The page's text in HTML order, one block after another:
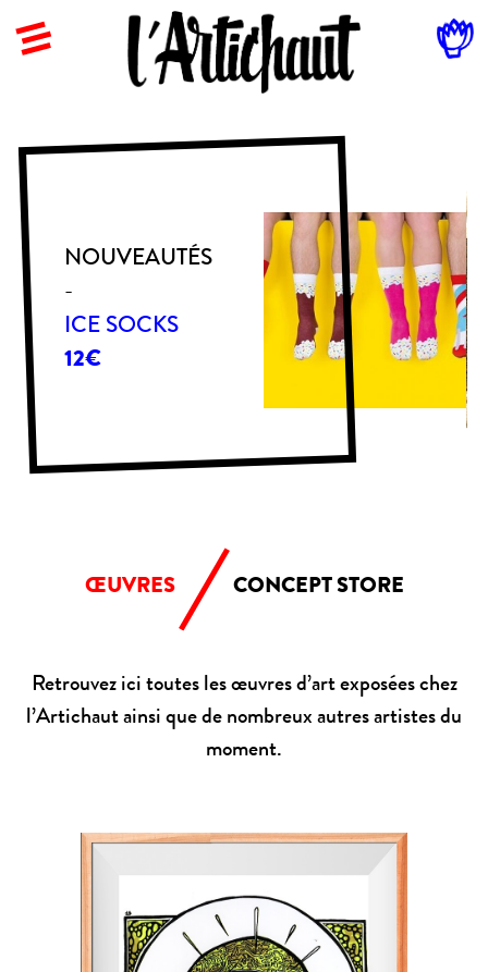
NOUVEAUTÉS
-
ICE SOCKS
12€
NOUVEAUTÉS
LUGE GENTIANE
NOUS
CONTACTER
POUR LE PRIX
ŒUVRES CONCEPT STORE
Retrouvez ici toutes les œuvres d’art exposées chez
l’Artichaut ainsi que de nombreux autres artistes du
moment.